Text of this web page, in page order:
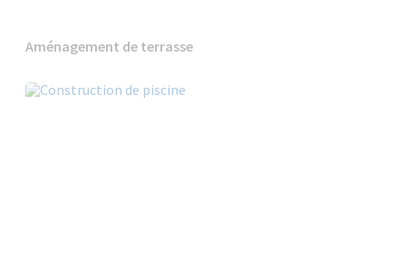
Aménagement de terrasse